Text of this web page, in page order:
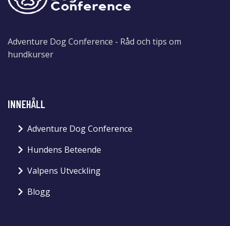
Adventure Dog Conference - Råd och tips om
hundkurser
INNEHÅLL
Adventure Dog Conference
Hundens Beteende
Valpens Utveckling
Blogg